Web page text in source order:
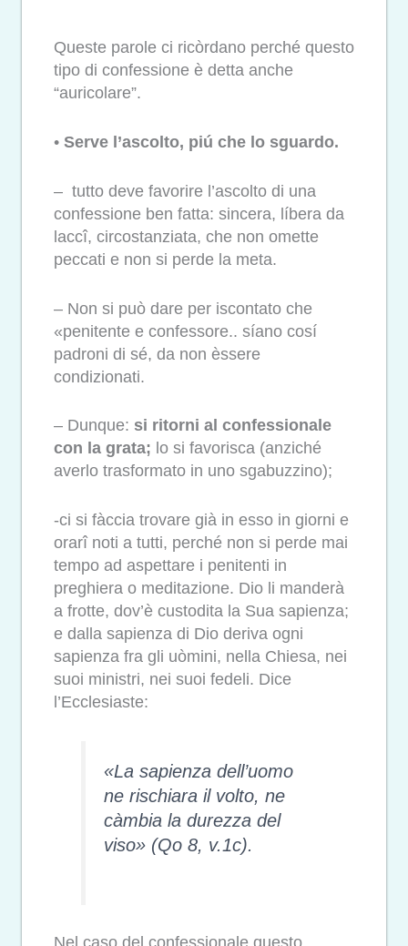
Queste parole ci ricòrdano perché questo
tipo di confessione è detta anche
“auricolare”.
• Serve l’ascolto, piú che lo sguardo.
– tutto deve favorire l’ascolto di una
confessione ben fatta: sincera, líbera da
laccî, circostanziata, che non omette
peccati e non si perde la meta.
– Non si può dare per iscontato che
«penitente e confessore.. síano cosí
padroni di sé, da non èssere
condizionati.
– Dunque: si ritorni al confessionale
con la grata; lo si favorisca (anziché
averlo trasformato in uno sgabuzzino);
-ci si fàccia trovare già in esso in giorni e
orarî noti a tutti, perché non si perde mai
tempo ad aspettare i penitenti in
preghiera o meditazione. Dio li manderà
a frotte, dov’è custodita la Sua sapienza;
e dalla sapienza di Dio deriva ogni
sapienza fra gli uòmini, nella Chiesa, nei
suoi ministri, nei suoi fedeli. Dice
l’Ecclesiaste:
«La sapienza dell’uomo
ne rischiara il volto, ne
càmbia la durezza del
viso» (Qo 8, v.1c).